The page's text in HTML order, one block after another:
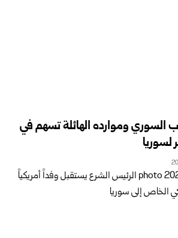
السوري وموارده الهائلة تسهم في
لسوريا